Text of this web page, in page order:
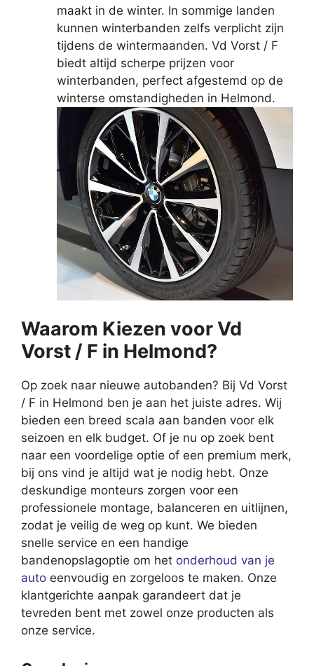
maakt in de winter. In sommige landen
kunnen winterbanden zelfs verplicht zijn
tijdens de wintermaanden. Vd Vorst / F
biedt altijd scherpe prijzen voor
winterbanden, perfect afgestemd op de
winterse omstandigheden in Helmond.
Waarom Kiezen voor Vd
Vorst / F in Helmond?
Op zoek naar nieuwe autobanden? Bij Vd Vorst
/ F in Helmond ben je aan het juiste adres. Wij
bieden een breed scala aan banden voor elk
seizoen en elk budget. Of je nu op zoek bent
naar een voordelige optie of een premium merk,
bij ons vind je altijd wat je nodig hebt. Onze
deskundige monteurs zorgen voor een
professionele montage, balanceren en uitlijnen,
zodat je veilig de weg op kunt. We bieden
snelle service en een handige
bandenopslagoptie om het onderhoud van je
auto eenvoudig en zorgeloos te maken. Onze
klantgerichte aanpak garandeert dat je
tevreden bent met zowel onze producten als
onze service.